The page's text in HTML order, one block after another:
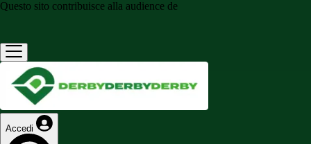
Questo sito contribuisce alla audience de
Accedi